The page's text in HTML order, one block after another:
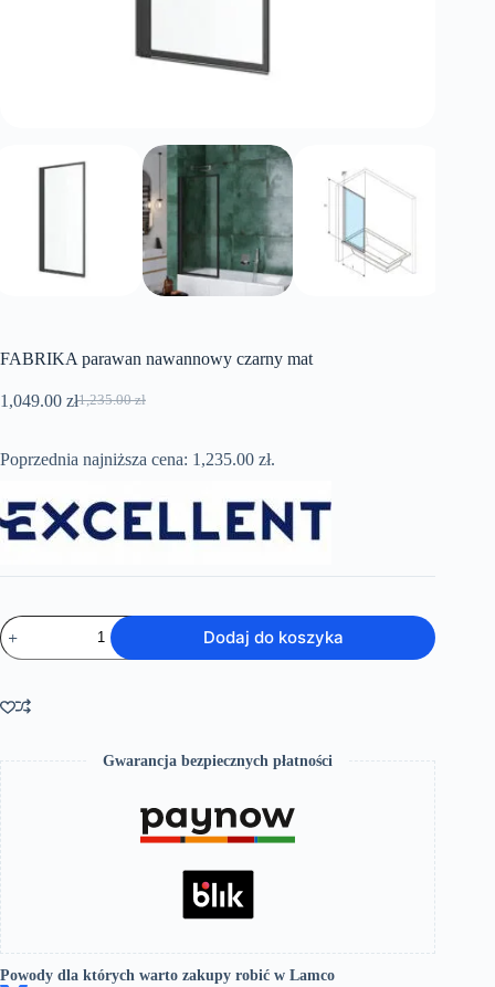
FABRIKA parawan nawannowy czarny mat
1,235.00zł
Pierwotna
1,235.00 zł.
1,049.00 złAktualna
1,049.00 zł.
Poprzednia najniższa cena: 1,235.00 zł.
ilość
FABRIKA
parawan
czarny
mat
Dodaj do koszyka
Gwarancja bezpiecznych płatności
Powody dla których warto zakupy robić w Lamco